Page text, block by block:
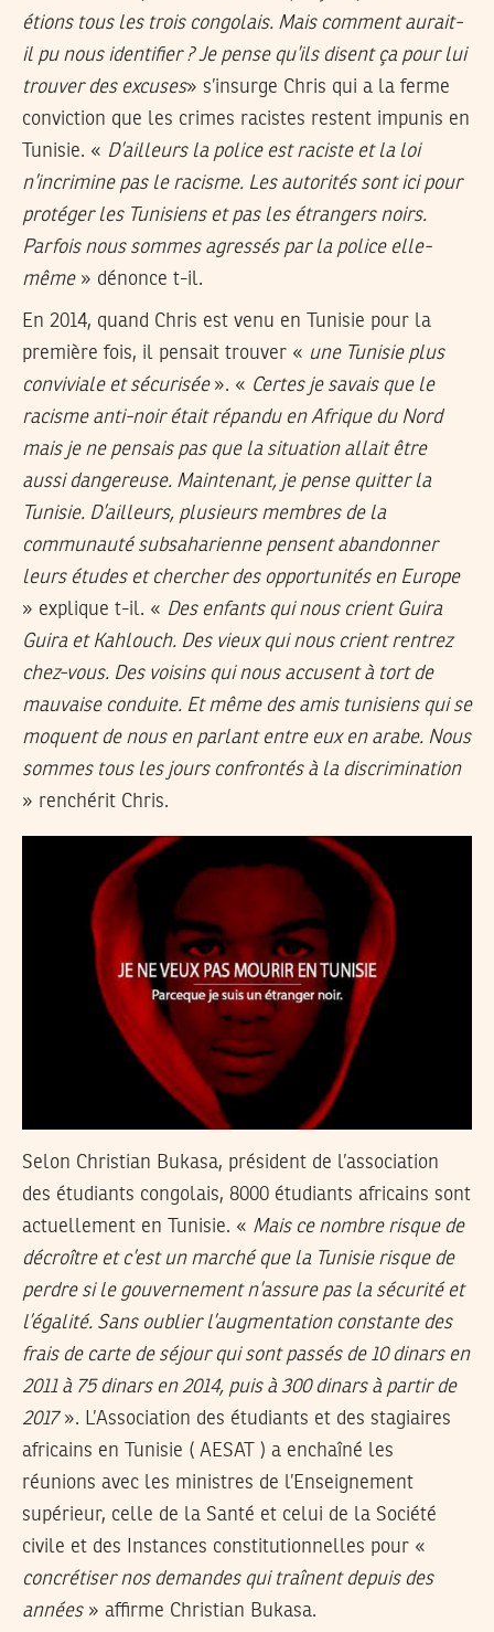
étions tous les trois congolais. Mais comment aurait-
il pu nous identifier ? Je pense qu’ils disent ça pour lui
trouver des excuses» s’insurge Chris qui a la ferme
conviction que les crimes racistes restent impunis en
Tunisie. « D’ailleurs la police est raciste et la loi
n’incrimine pas le racisme. Les autorités sont ici pour
protéger les Tunisiens et pas les étrangers noirs.
Parfois nous sommes agressés par la police elle-
même» dénonce t-il.
En 2014, quand Chris est venu en Tunisie pour la
première fois, il pensait trouver « une Tunisie plus
conviviale et sécurisée ». « Certes je savais que le
racisme anti-noir était répandu en Afrique du Nord
mais je ne pensais pas que la situation allait être
aussi dangereuse. Maintenant, je pense quitter la
Tunisie. D’ailleurs, plusieurs membres de la
communauté subsaharienne pensent abandonner
leurs études et chercher des opportunités en Europe
» explique t-il. « Des enfants qui nous crient Guira
Guira et Kahlouch. Des vieux qui nous crient rentrez
chez-vous. Des voisins qui nous accusent à tort de
mauvaise conduite. Et même des amis tunisiens qui se
moquent de nous en parlant entre eux en arabe. Nous
sommes tous les jours confrontés à la discrimination
» renchérit Chris.
Selon Christian Bukasa, président de l’association
des étudiants congolais, 8000 étudiants africains sont
actuellement en Tunisie. « Mais ce nombre risque de
décroître et c’est un marché que la Tunisie risque de
perdre si le gouvernement n’assure pas la sécurité et
l’égalité. Sans oublier l’augmentation constante des
frais de carte de séjour qui sont passés de 10 dinars en
2011 à 75 dinars en 2014, puis à 300 dinars à partir de
2017». L’Association des étudiants et des stagiaires
africains en Tunisie ( AESAT ) a enchaîné les
réunions avec les ministres de l’Enseignement
supérieur, celle de la Santé et celui de la Société
civile et des Instances constitutionnelles pour «
concrétiser nos demandes qui traînent depuis des
années» affirme Christian Bukasa.